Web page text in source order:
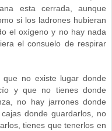
esta cerrada, aunque
si los ladrones hubieran
el oxígeno y no hay nada
el consuelo de respirar
no existe lugar donde
y que no tienes donde
no hay jarrones donde
donde guardarlos, no
tienes que tenerlos en